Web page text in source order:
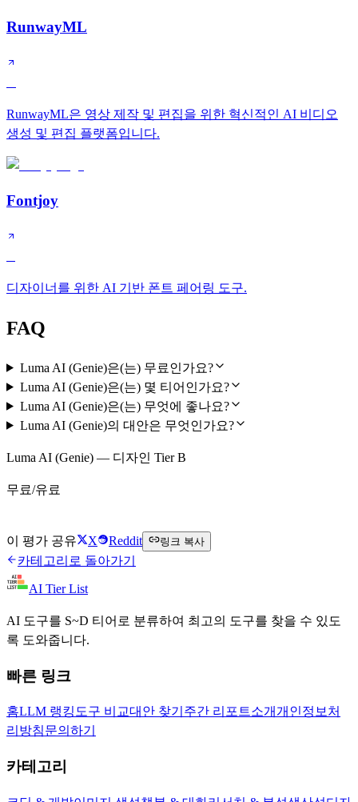
RunwayML
RunwayML은 영상 제작 및 편집을 위한 혁신적인 AI 비디오
생성 및 편집 플랫폼입니다.
Fontjoy
디자이너를 위한 AI 기반 폰트 페어링 도구.
FAQ
Luma AI (Genie)은(는) 무료인가요?
Luma AI (Genie)은(는) 몇 티어인가요?
Luma AI (Genie)은(는) 무엇에 좋나요?
Luma AI (Genie)의 대안은 무엇인가요?
Luma AI (Genie) — 디자인 Tier B
무료/유료
이 평가 공유 X Reddit 링크 복사
카테고리로 돌아가기
AI Tier List
AI 도구를 S~D 티어로 분류하여 최고의 도구를 찾을 수 있도
록 도와줍니다.
빠른 링크
홈LLM 랭킹 도구 비교대안 찾기 주간 리포트소개개인정보처
리방침문의하기
카테고리